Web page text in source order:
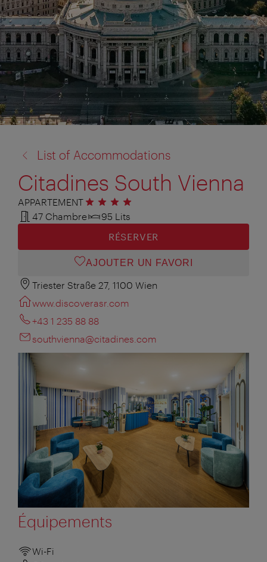
à:
List of Accommodations
Citadines South Vienna
APPARTEMENT4 étoiles
47 Chambre
95 Lits
RÉSERVER
AJOUTER UN FAVORI
Triester Straße 27, 1100 Wien
www.discoverasr.com
+43 1 235 88 88
southvienna@citadines.com
Équipements
Wi-Fi